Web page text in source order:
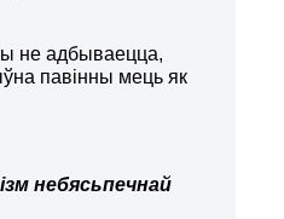
не адбываецца,
павінны мець як
небясьпечнай